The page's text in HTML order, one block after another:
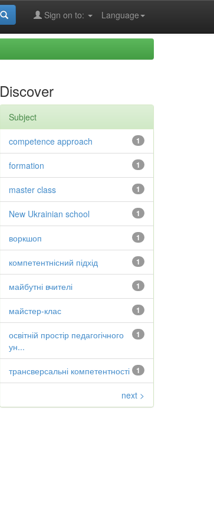
Language
Sign on to:
Discover
Subject
1
competence approach
1
formation
1
master class
1
New Ukrainian school
1
воркшоп
1
компетентнісний підхід
1
майбутні вчителі
1
майстер-клас
1
освітній простір педагогічного
ун...
1
трансверсальні компетентності
next >